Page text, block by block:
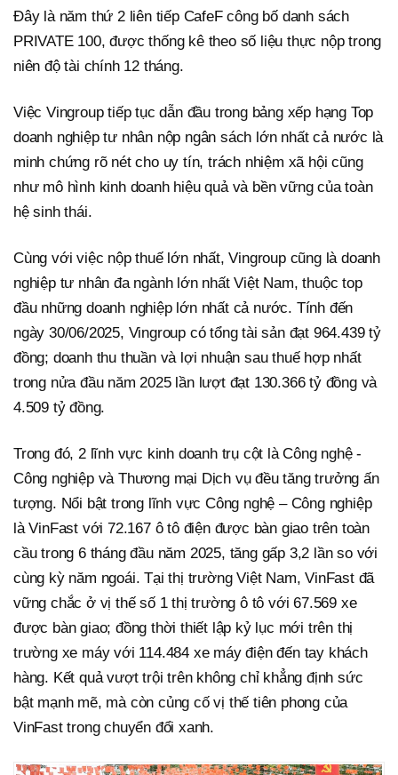
Đây là năm thứ 2 liên tiếp CafeF công bố danh sách
PRIVATE 100, được thống kê theo số liệu thực nộp trong
niên độ tài chính 12 tháng.
Việc Vingroup tiếp tục dẫn đầu trong bảng xếp hạng Top
doanh nghiệp tư nhân nộp ngân sách lớn nhất cả nước là
minh chứng rõ nét cho uy tín, trách nhiệm xã hội cũng
như mô hình kinh doanh hiệu quả và bền vững của toàn
hệ sinh thái.
Cùng với việc nộp thuế lớn nhất, Vingroup cũng là doanh
nghiệp tư nhân đa ngành lớn nhất Việt Nam, thuộc top
đầu những doanh nghiệp lớn nhất cả nước. Tính đến
ngày 30/06/2025, Vingroup có tổng tài sản đạt 964.439 tỷ
đồng; doanh thu thuần và lợi nhuận sau thuế hợp nhất
trong nửa đầu năm 2025 lần lượt đạt 130.366 tỷ đồng và
4.509 tỷ đồng.
Trong đó, 2 lĩnh vực kinh doanh trụ cột là Công nghệ -
Công nghiệp và Thương mại Dịch vụ đều tăng trưởng ấn
tượng. Nổi bật trong lĩnh vực Công nghệ – Công nghiệp
là VinFast với 72.167 ô tô điện được bàn giao trên toàn
cầu trong 6 tháng đầu năm 2025, tăng gấp 3,2 lần so với
cùng kỳ năm ngoái. Tại thị trường Việt Nam, VinFast đã
vững chắc ở vị thế số 1 thị trường ô tô với 67.569 xe
được bàn giao; đồng thời thiết lập kỷ lục mới trên thị
trường xe máy với 114.484 xe máy điện đến tay khách
hàng. Kết quả vượt trội trên không chỉ khẳng định sức
bật mạnh mẽ, mà còn củng cố vị thế tiên phong của
VinFast trong chuyển đổi xanh.